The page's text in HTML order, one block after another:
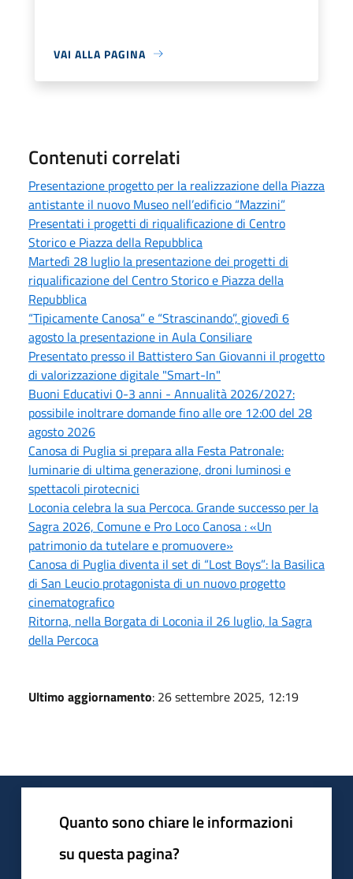
VAI ALLA PAGINA
Contenuti correlati
Presentazione progetto per la realizzazione della Piazza
antistante il nuovo Museo nell’edificio “Mazzini”
Presentati i progetti di riqualificazione di Centro
Storico e Piazza della Repubblica
Martedì 28 luglio la presentazione dei progetti di
riqualificazione del Centro Storico e Piazza della
Repubblica
“Tipicamente Canosa” e “Strascinando”, giovedì 6
agosto la presentazione in Aula Consiliare
Presentato presso il Battistero San Giovanni il progetto
di valorizzazione digitale "Smart-In"
Buoni Educativi 0-3 anni - Annualità 2026/2027:
possibile inoltrare domande fino alle ore 12:00 del 28
agosto 2026
Canosa di Puglia si prepara alla Festa Patronale:
luminarie di ultima generazione, droni luminosi e
spettacoli pirotecnici
Loconia celebra la sua Percoca. Grande successo per la
Sagra 2026, Comune e Pro Loco Canosa : «Un
patrimonio da tutelare e promuovere»
Canosa di Puglia diventa il set di “Lost Boys”: la Basilica
di San Leucio protagonista di un nuovo progetto
cinematografico
Ritorna, nella Borgata di Loconia il 26 luglio, la Sagra
della Percoca
Ultimo aggiornamento: 26 settembre 2025, 12:19
Quanto sono chiare le informazioni
su questa pagina?